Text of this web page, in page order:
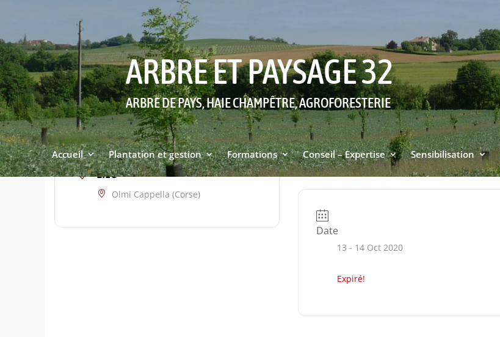
ARBRE ET PAYSAGE 32
ARBRE DE PAYS, HAIE CHAMPÊTRE, AGROFORESTERIE
Accueil Plantation et gestion Formations Conseil – Expertise Sensibilisation
LIEU
Olmi Cappella (Corse)
Date
13 - 14 Oct 2020
Expiré!